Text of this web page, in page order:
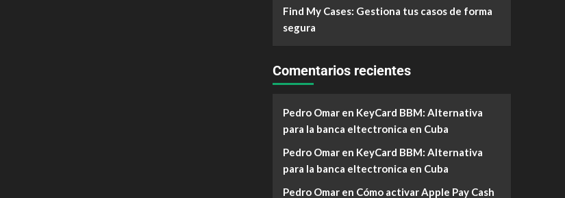
Find My Cases: Gestiona tus casos de forma
segura
Comentarios recientes
Pedro Omaren KeyCard BBM: Alternativa
para la banca eltectronica en Cuba
Pedro Omaren KeyCard BBM: Alternativa
para la banca eltectronica en Cuba
Pedro Omaren Cómo activar Apple Pay Cash